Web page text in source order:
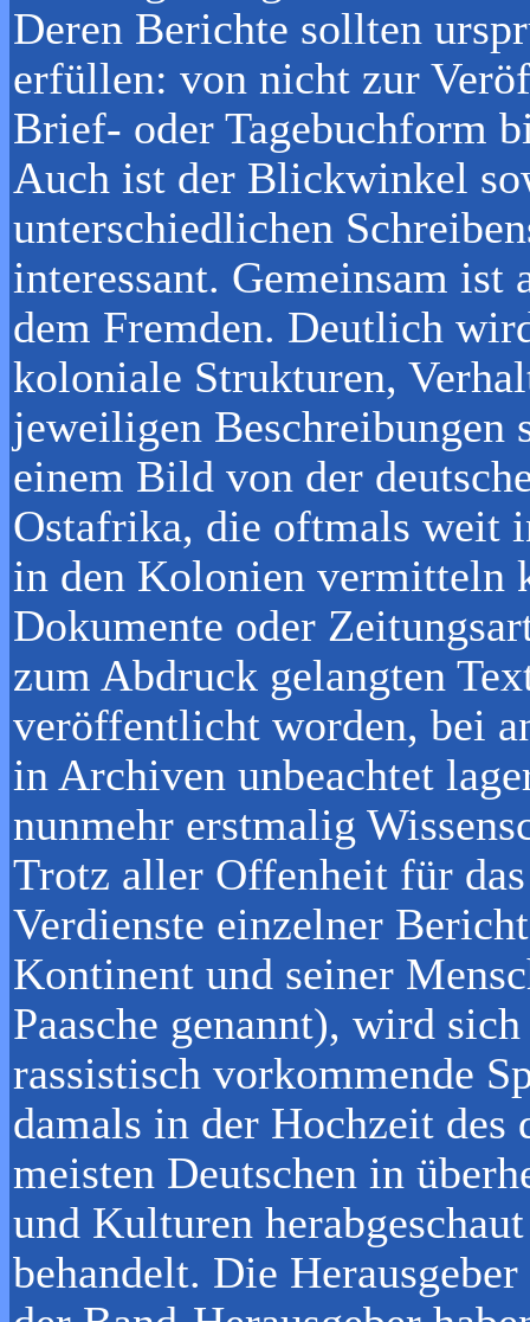
Deren Berichte sollten
erfüllen: von nicht zur
Brief- oder Tagebuchform
Auch ist der Blickwinkel
unterschiedlichen
interessant. Gemeinsam ist
dem Fremden. Deutlich
koloniale Strukturen,
jeweiligen Beschreibungen
einem Bild von der
Ostafrika, die oftmals weit
in den Kolonien vermitteln
Dokumente oder
zum Abdruck gelangten
veröffentlicht worden, bei
in Archiven unbeachtet
nunmehr erstmalig
Trotz aller Offenheit für
Verdienste einzelner
Kontinent und seiner
Paasche genannt), wird
rassistisch vorkommende
damals in der Hochzeit
meisten Deutschen in
und Kulturen
behandelt. Die